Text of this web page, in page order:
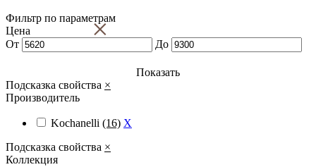
Фильтр по параметрам
×
Цена
От
До
Показать
Подсказка свойства ×
Производитель
Kochanelli (16) X
Подсказка свойства ×
Коллекция